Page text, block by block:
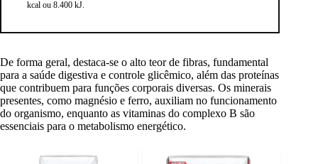
kcal ou 8.400 kJ.
De forma geral, destaca-se o alto teor de fibras, fundamental
para a saúde digestiva e controle glicêmico, além das proteínas
que contribuem para funções corporais diversas. Os minerais
presentes, como magnésio e ferro, auxiliam no funcionamento
do organismo, enquanto as vitaminas do complexo B são
essenciais para o metabolismo energético.